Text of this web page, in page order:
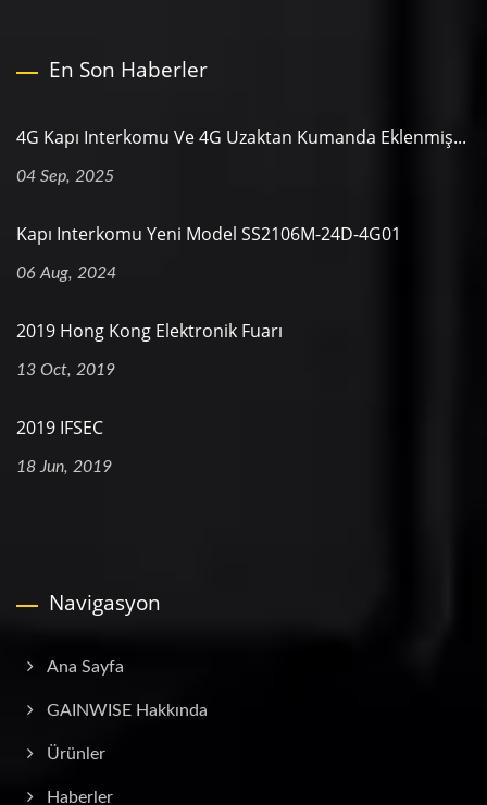
En Son Haberler
4G Kapı Interkomu Ve 4G Uzaktan Kumanda Eklenmiş...
04 Sep, 2025
Kapı Interkomu Yeni Model SS2106M-24D-4G01
06 Aug, 2024
2019 Hong Kong Elektronik Fuarı
13 Oct, 2019
2019 IFSEC
18 Jun, 2019
Navigasyon
Ana Sayfa
GAINWISE Hakkında
Ürünler
Haberler